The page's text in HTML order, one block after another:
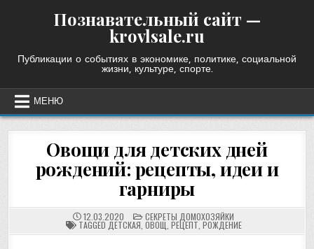
Познавательный сайт —
krovlsale.ru
Публикации о событиях в экономике, политике, социальной
жизни, культуре, спорте.
МЕНЮ
Овощи для детских дней
рождений: рецепты, идеи и
гарниры
12.03.2020 POSTED
IN
СЕКРЕТЫ ДОМОХОЗЯЙКИ
TAGGED ДЕТСКАЯ ОВОЩ РЕЦЕПТ РОЖДЕНИЕ